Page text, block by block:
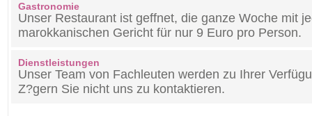
Gastronomie
Unser Restaurant ist geffnet, die ganze Woche mit
marokkanischen Gericht für nur 9 Euro pro Person.
Dienstleistungen
Unser Team von Fachleuten werden zu Ihrer
Z?gern Sie nicht uns zu kontaktieren.